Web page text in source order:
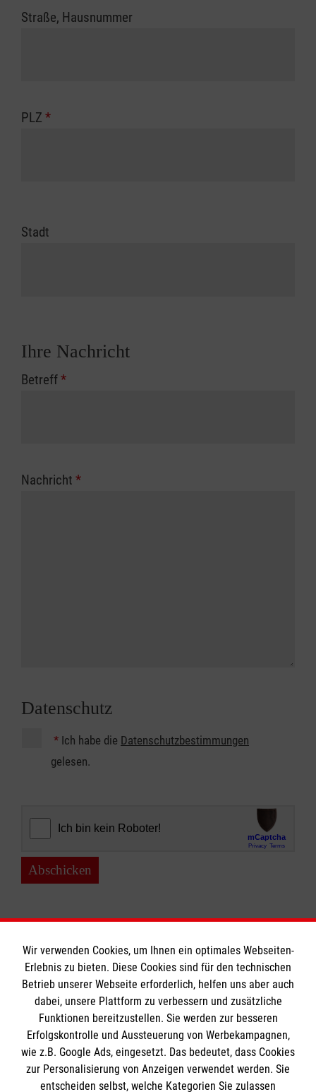
Straße, Hausnummer
PLZ *
Stadt
Ihre Nachricht
Betreff*
Nachricht *
Datenschutz
* Ich habe die Datenschutzbestimmungen
gelesen.
Abschicken
Informationen
Impressum
Datenschutz
Barrierefreiheit
Die Malteser
Wir verwenden Cookies, um Ihnen ein optimales Webseiten-
Erlebnis zu bieten. Diese Cookies sind für den technischen
Betrieb unserer Webseite erforderlich, helfen uns aber auch
dabei, unsere Plattform zu verbessern und zusätzliche
Funktionen bereitzustellen. Sie werden zur besseren
Erfolgskontrolle und Aussteuerung von Werbekampagnen,
wie z.B. Google Ads, eingesetzt. Das bedeutet, dass Cookies
zur Personalisierung von Anzeigen verwendet werden. Sie
entscheiden selbst, welche Kategorien Sie zulassen